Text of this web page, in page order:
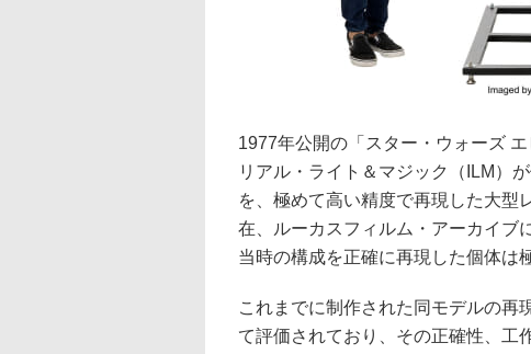
1977年公開の「スター・ウォーズ
リアル・ライト＆マジック（ILM）
を、極めて高い精度で再現した大型
在、ルーカスフィルム・アーカイブ
当時の構成を正確に再現した個体は
これまでに制作された同モデルの再
て評価されており、その正確性、工